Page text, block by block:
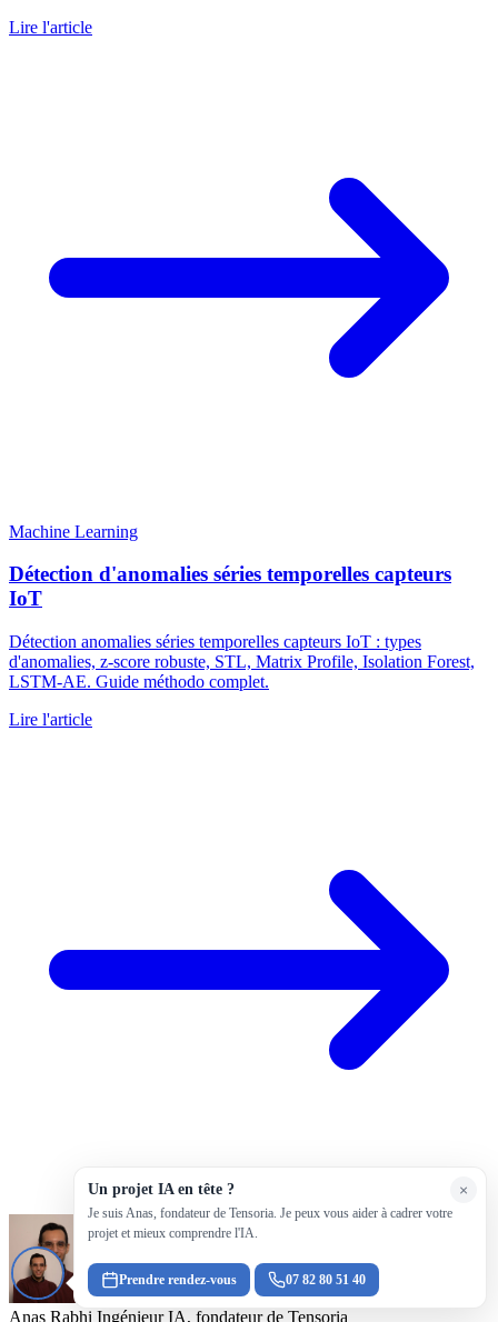
Lire l'article
Machine Learning
Détection d'anomalies séries temporelles capteurs
IoT
Détection anomalies séries temporelles capteurs IoT : types
d'anomalies, z-score robuste, STL, Matrix Profile, Isolation Forest,
LSTM-AE. Guide méthodo complet.
Lire l'article
Anas Rabhi Ingénieur IA, fondateur de Tensoria
×
Un projet IA en tête ?
Je suis Anas, fondateur de Tensoria. Je peux vous aider à cadrer votre
projet et mieux comprendre l'IA.
Prendre rendez-vous 07 82 80 51 40